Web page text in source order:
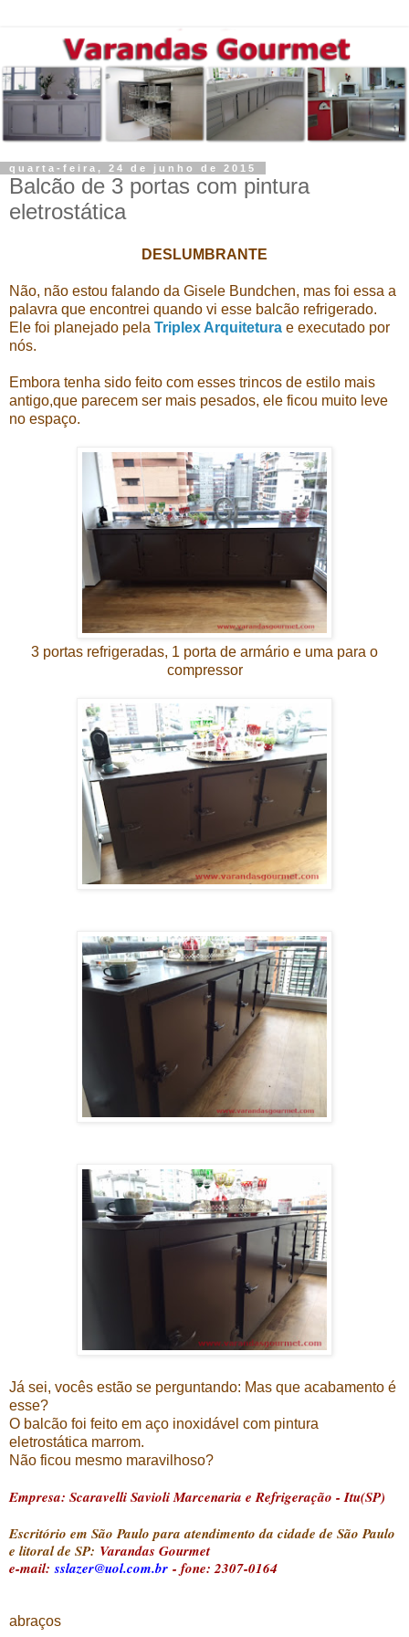
quarta-feira, 24 de junho de 2015
Balcão de 3 portas com pintura
eletrostática
DESLUMBRANTE
Não, não estou falando da Gisele Bundchen, mas foi essa a
palavra que encontrei quando vi esse balcão refrigerado.
Ele foi planejado pela Triplex Arquitetura e executado por
nós.
Embora tenha sido feito com esses trincos de estilo mais
antigo,que parecem ser mais pesados, ele ficou muito leve
no espaço.
3 portas refrigeradas, 1 porta de armário e uma para o
compressor
Já sei, vocês estão se perguntando: Mas que acabamento é
esse?
O balcão foi feito em aço inoxidável com pintura
eletrostática marrom.
Não ficou mesmo maravilhoso?
Empresa: Scaravelli Savioli Marcenaria e Refrigeração - Itu(SP)
Escritório em São Paulo para atendimento da cidade de São Paulo
e litoral de SP: Varandas Gourmet
e-mail:sslazer@uol.com.br - fone: 2307-0164
abraços